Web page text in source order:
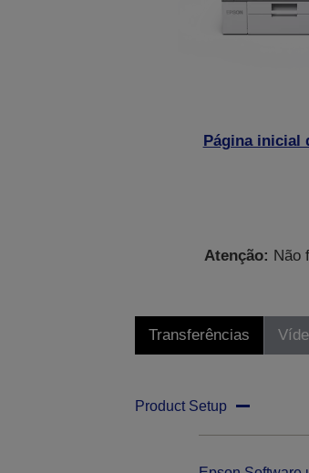
Página inicial
Atenção: Não
Transferências
Product Setup